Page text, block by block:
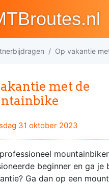
Op vakantie
met de
31 oktober 2023
beginner en ga je
Ga dan op een